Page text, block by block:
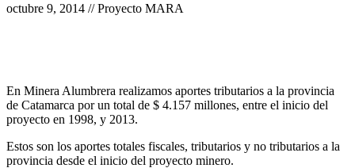
octubre 9, 2014 // Proyecto MARA
En Minera Alumbrera realizamos aportes tributarios a la provincia
de Catamarca por un total de $ 4.157 millones, entre el inicio del
proyecto en 1998, y 2013.
Estos son los aportes totales fiscales, tributarios y no tributarios a la
provincia desde el inicio del proyecto minero.